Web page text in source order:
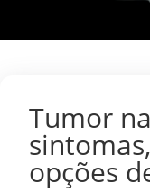
Tumor
opções